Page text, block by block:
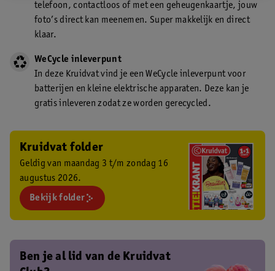
telefoon, contactloos of met een geheugenkaartje, jouw
foto’s direct kan meenemen. Super makkelijk en direct
klaar.
WeCycle inleverpunt
In deze Kruidvat vind je een WeCycle inleverpunt voor
batterijen en kleine elektrische apparaten. Deze kan je
gratis inleveren zodat ze worden gerecycled.
Kruidvat folder
Geldig van maandag 3 t/m zondag 16
augustus 2026.
Bekijk folder
Ben je al lid van de Kruidvat